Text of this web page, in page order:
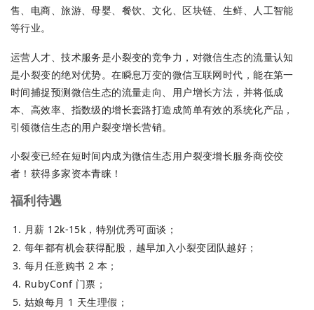
售、电商、旅游、母婴、餐饮、文化、区块链、生鲜、人工智能
等行业。
运营人才、技术服务是小裂变的竞争力，对微信生态的流量认知
是小裂变的绝对优势。在瞬息万变的微信互联网时代，能在第一
时间捕捉预测微信生态的流量走向、用户增长方法，并将低成
本、高效率、指数级的增长套路打造成简单有效的系统化产品，
引领微信生态的用户裂变增长营销。
小裂变已经在短时间内成为微信生态用户裂变增长服务商佼佼
者！获得多家资本青睐！
福利待遇
月薪 12k-15k，特别优秀可面谈；
每年都有机会获得配股，越早加入小裂变团队越好；
每月任意购书 2 本；
RubyConf 门票；
姑娘每月 1 天生理假；